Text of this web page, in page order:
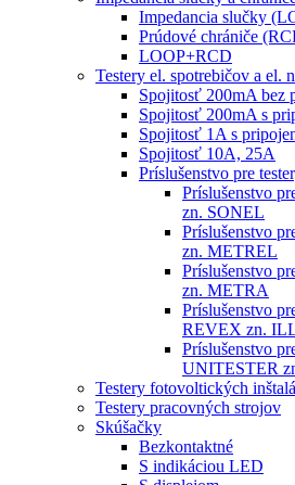
Impedancia slučky
Prúdové chrániče
LOOP+RCD
Testery el. spotrebičov a el.
Spojitosť 200mA bez
Spojitosť 200mA s
Spojitosť 1A s
Spojitosť 10A, 25A
Príslušenstvo pre
Príslušenstvo
zn. SONEL
Príslušenstvo
zn. METREL
Príslušenstvo
zn. METRA
Príslušenstvo
REVEX zn.
Príslušenstvo
UNITESTER
Testery fotovoltických
Testery pracovných strojov
Skúšačky
Bezkontaktné
S indikáciou LED